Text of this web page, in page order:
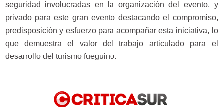
seguridad involucradas en la organización del evento, y
privado para este gran evento destacando el compromiso,
predisposición y esfuerzo para acompañar esta iniciativa, lo
que demuestra el valor del trabajo articulado para el
desarrollo del turismo fueguino.